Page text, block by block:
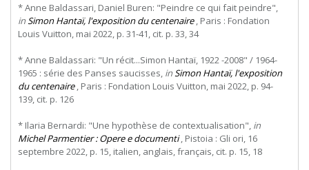
* Anne Baldassari, Daniel Buren: "Peindre ce qui fait peindre",
inSimon Hantaï, l'exposition du centenaire, Paris : Fondation
Louis Vuitton, mai 2022, p. 31-41, cit. p. 33, 34
* Anne Baldassari: "Un récit...Simon Hantaï, 1922 -2008" / 1964-
1965 : série des Panses saucisses, inSimon Hantaï, l'exposition
du centenaire, Paris : Fondation Louis Vuitton, mai 2022, p. 94-
139, cit. p. 126
* Ilaria Bernardi: "Une hypothèse de contextualisation", in
Michel Parmentier : Opere e documenti, Pistoia : Gli ori, 16
septembre 2022, p. 15, italien, anglais, français, cit. p. 15, 18